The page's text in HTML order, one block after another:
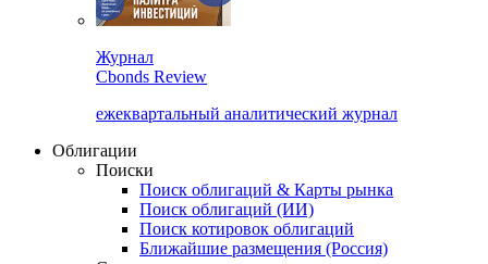
Журнал
Cbonds Review
ежеквартальный аналитический журнал
Облигации
Поиски
Поиск облигаций & Карты рынка
Поиск облигаций (ИИ)
Поиск котировок облигаций
Ближайшие размещения (Россия)